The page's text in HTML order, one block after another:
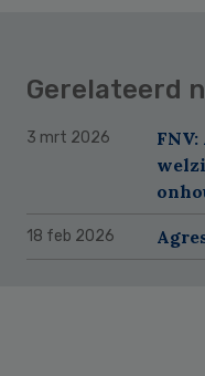
Gerelateerd
3 mrt 2026
18 feb 2026